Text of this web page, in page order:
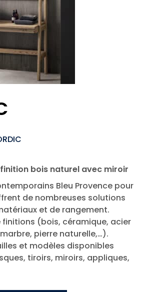
bois naturel avec miroir
Bleu Provence pour
de nombreuses solutions
et de rangement.
finitions (bois, céramique, acier
pierre naturelle,…).
et modèles disponibles
tiroirs, miroirs, appliques,